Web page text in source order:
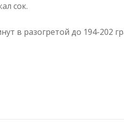
сок.
в разогретой до 194-202